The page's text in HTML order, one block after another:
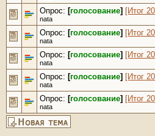
Опрос: [голосование] [Итог
nata
Опрос: [голосование] [Итог
nata
Опрос: [голосование] [Итог
nata
Опрос: [голосование] [Итог
nata
Опрос: [голосование] [Итог
nata